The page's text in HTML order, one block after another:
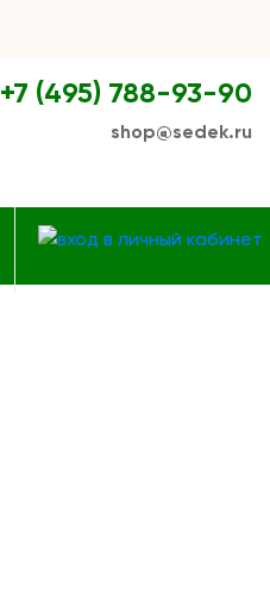
+7 (495) 788-93-90
shop@sedek.ru